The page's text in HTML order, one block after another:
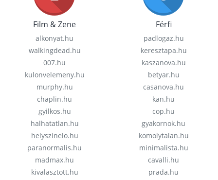
Film & Zene
alkonyat.hu
walkingdead.hu
007.hu
kulonvelemeny.hu
murphy.hu
chaplin.hu
gyilkos.hu
halhatatlan.hu
helyszinelo.hu
paranormalis.hu
madmax.hu
kivalasztott.hu
Férfi
padlogaz.hu
keresztapa.hu
kaszanova.hu
betyar.hu
casanova.hu
kan.hu
cop.hu
gyakornok.hu
komolytalan.hu
minimalista.hu
cavalli.hu
prada.hu